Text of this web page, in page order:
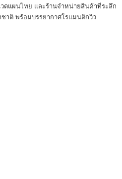
ดแผนไทย และร้านจำหน่ายสินค้าที่ระลึก
าติ พร้อมบรรยากาศโรแมนติกวิว